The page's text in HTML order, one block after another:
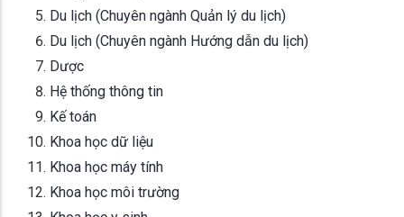
Du lịch (Chuyên ngành Quản lý du lịch)
Du lịch (Chuyên ngành Hướng dẫn du lịch)
Dược
Hệ thống thông tin
Kế toán
Khoa học dữ liệu
Khoa học máy tính
Khoa học môi trường